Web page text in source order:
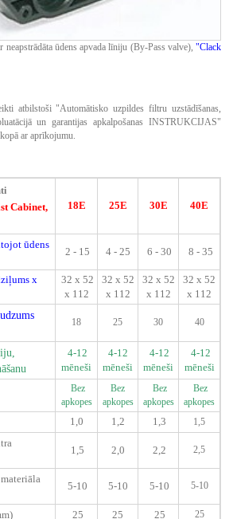
ūdens apvada līniju (By-Pass valve), "Clack
atbilstoši "Automātisko uzpildes filtru uzstādīšanas,
un garantijas apkalpošanas INSTRUKCIJAS"
ar aprīkojumu.
Cabinet,
18E 25E 30E 40E
ūdens
2 - 15 4 - 25 6 - 30 8 - 35
x
32 x 52
x 112
32 x 52
x 112
32 x 52
x 112
32 x 52
x 112
18 25 30 40
4-12
mēneši
4-12
mēneši
4-12
mēneši
4-12
mēneši
Bez
apkopes
Bez
apkopes
Bez
apkopes
Bez
apkopes
1,0 1,2 1,3 1,5
1,5 2,0 2,2 2,5
5-10 5-10 5-10 5-10
25 25 25 25